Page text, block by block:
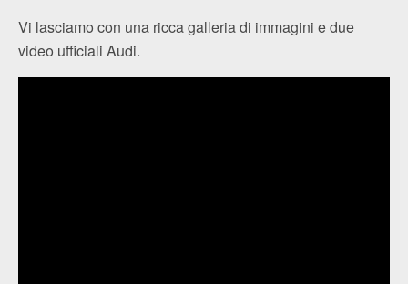
Vi lasciamo con una ricca galleria di immagini e due
video ufficiali Audi.